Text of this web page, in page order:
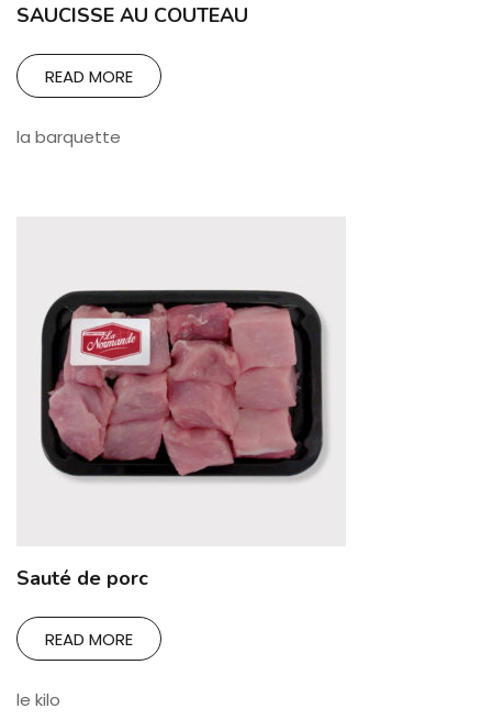
SAUCISSE AU COUTEAU
READ MORE
la barquette
Sauté de porc
READ MORE
le kilo